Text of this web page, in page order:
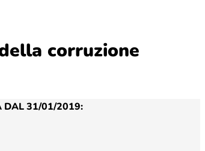
Parcheggio Oberdan
corruzione
DAL 31/01/2019: